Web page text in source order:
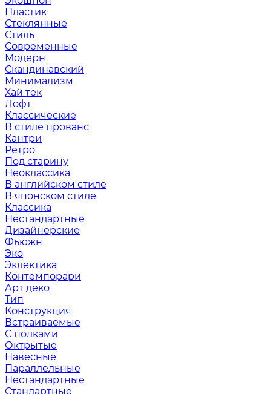
Пластик
Стеклянные
Стиль
Современные
Модерн
Скандинавский
Минимализм
Хай тек
Лофт
Классические
В стиле прованс
Кантри
Ретро
Под старину
Неоклассика
В английском стиле
В японском стиле
Классика
Нестандартные
Дизайнерские
Фьюжн
Эко
Эклектика
Контемпорари
Арт деко
Тип
Конструкция
Встраиваемые
С полками
Октрытые
Навесные
Параллельные
Нестандартные
Стандартные